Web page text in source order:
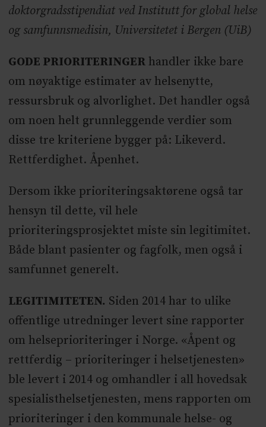
doktorgradsstipendiat ved Institutt for global helse
og samfunnsmedisin, Universitetet i Bergen (UiB)
GODE PRIORITERINGERhandler ikke bare
om nøyaktige estimater av helsenytte,
ressursbruk og alvorlighet. Det handler også
om noen helt grunnleggende verdier som
disse tre kriteriene bygger på: Likeverd.
Rettferdighet. Åpenhet.
Dersom ikke prioriteringsaktørene også tar
hensyn til dette, vil hele
prioriteringsprosjektet miste sin legitimitet.
Både blant pasienter og fagfolk, men også i
samfunnet generelt.
LEGITIMITETEN. Siden 2014 har to ulike
offentlige utredninger levert sine rapporter
om helseprioriteringer i Norge. «Åpent og
rettferdig – prioriteringer i helsetjenesten»
ble levert i 2014 og omhandler i all hovedsak
spesialisthelsetjenesten, mens rapporten om
prioriteringer i den kommunale helse- og